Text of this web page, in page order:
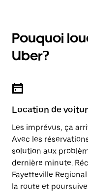
Appuyez
sur
la
touche
le
calendrier.
sélectionner
une
date.
Appuyez
touche
d'échappement
fermer
calendrier.
Pouquoi
Uber?
Location de
Les imprévus, ça
Avec les
solution aux
dernière minute.
Fayetteville
la route et